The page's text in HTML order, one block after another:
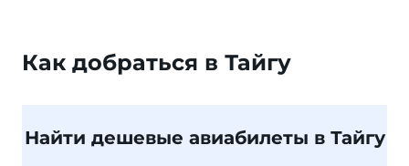
Как добраться в Тайгу
Найти дешевые авиабилеты в Тайгу